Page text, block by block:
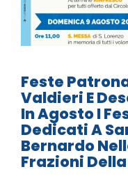
Feste
Valdieri E
In Agosto I
Dedicati A
Bernardo
Frazioni